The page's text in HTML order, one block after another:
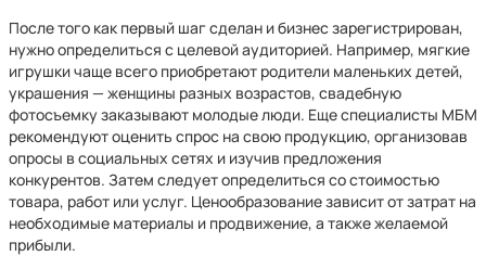
После того как первый шаг сделан и бизнес зарегистрирован,
нужно определиться с целевой аудиторией. Например, мягкие
игрушки чаще всего приобретают родители маленьких детей,
украшения — женщины разных возрастов, свадебную
фотосъемку заказывают молодые люди. Еще специалисты МБМ
рекомендуют оценить спрос на свою продукцию, организовав
опросы в социальных сетях и изучив предложения
конкурентов. Затем следует определиться со стоимостью
товара, работ или услуг. Ценообразование зависит от затрат на
необходимые материалы и продвижение, а также желаемой
прибыли.